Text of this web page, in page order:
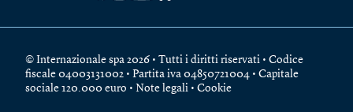
© Internazionale spa 2026 • Tutti i diritti riservati • Codice
fiscale 04003131002 • Partita iva 04850721004 • Capitale
sociale 120.000 euro • Note legali • Cookie